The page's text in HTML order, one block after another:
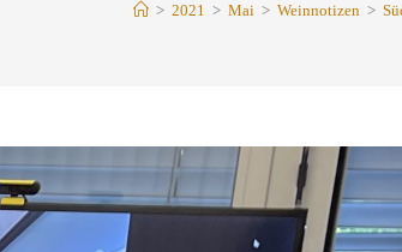
> 2021 > Mai > Weinnotizen >